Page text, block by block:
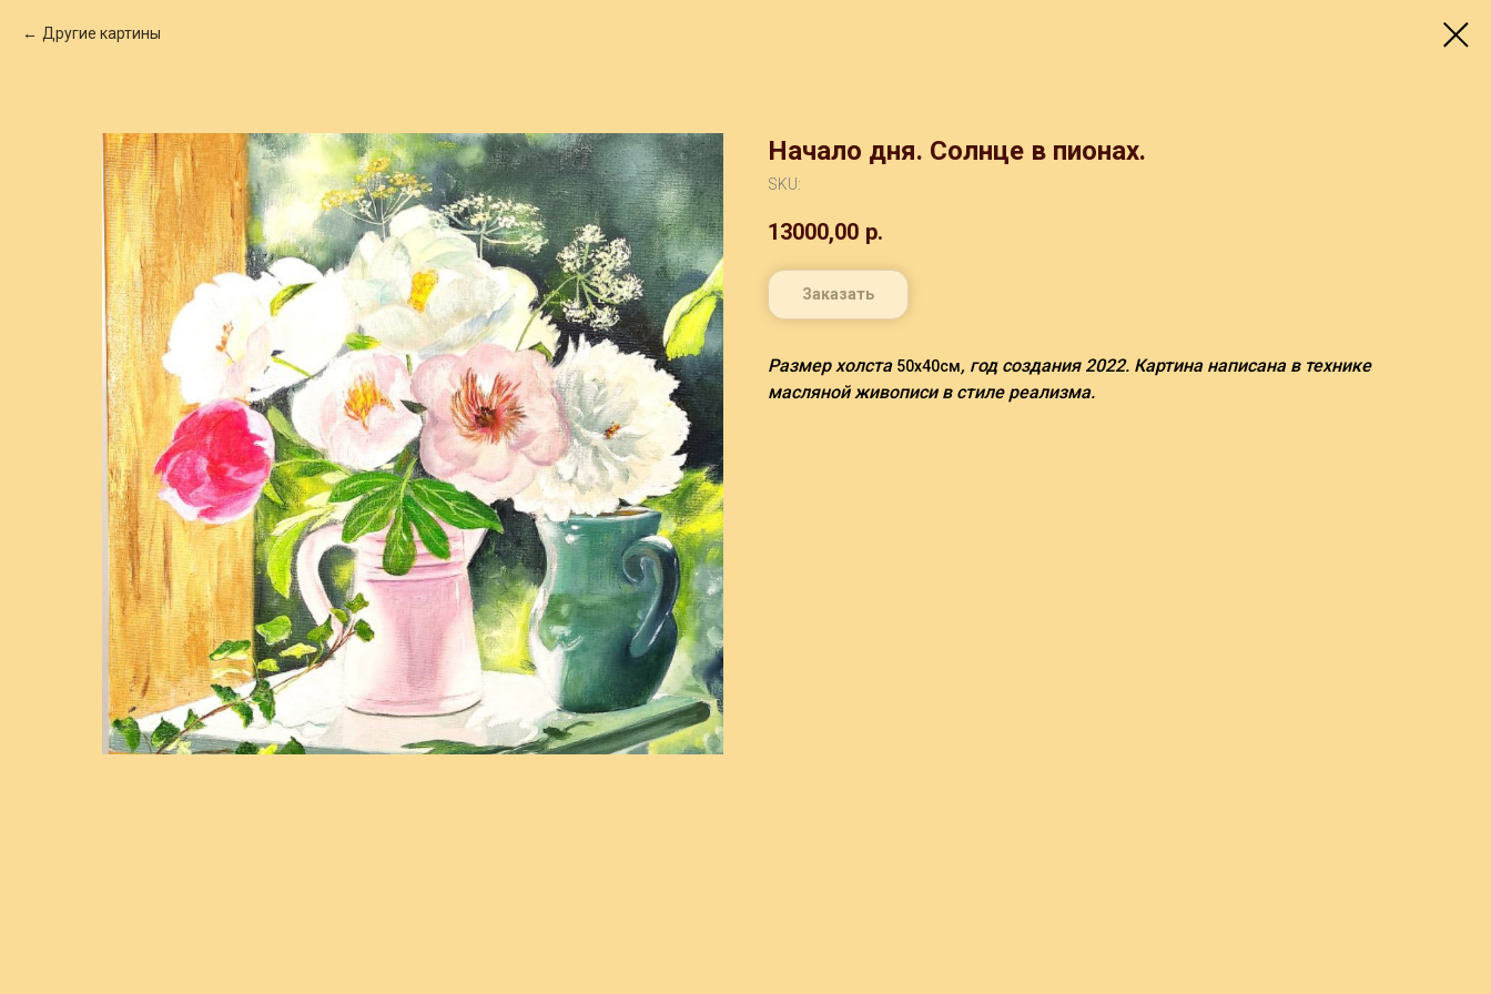
Другие картины
Начало дня. Солнце в пионах.
SKU:
13000,00 р.
Заказать
Размер холста 50х40см, год создания 2022. Картина написана в технике
масляной живописи в стиле реализма.